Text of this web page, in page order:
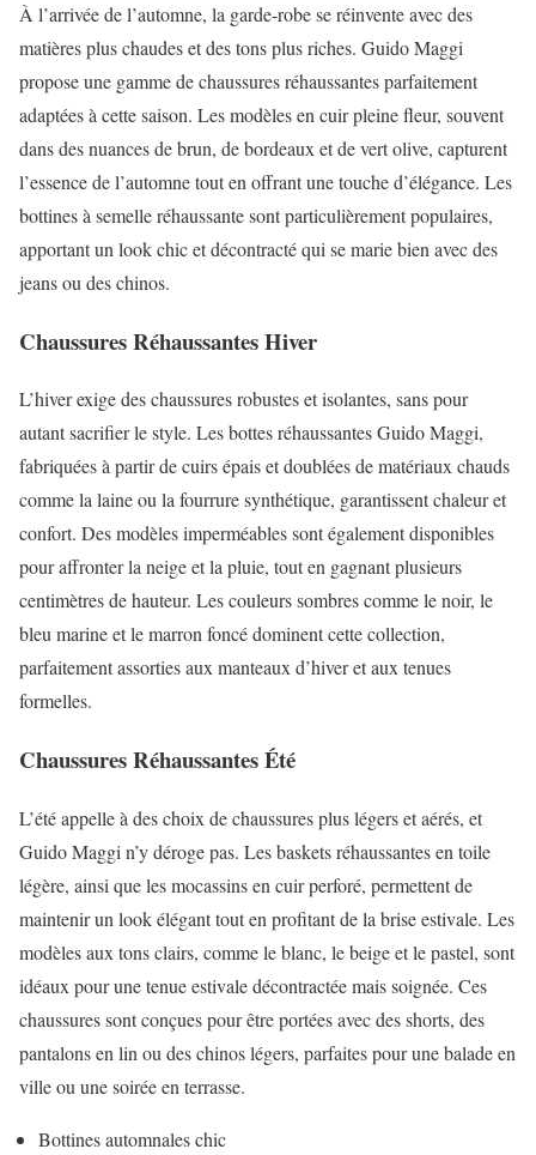
À l’arrivée de l’automne, la garde-robe se réinvente avec des
matières plus chaudes et des tons plus riches. Guido Maggi
propose une gamme de chaussures réhaussantes parfaitement
adaptées à cette saison. Les modèles en cuir pleine fleur, souvent
dans des nuances de brun, de bordeaux et de vert olive, capturent
l’essence de l’automne tout en offrant une touche d’élégance. Les
bottines à semelle réhaussante sont particulièrement populaires,
apportant un look chic et décontracté qui se marie bien avec des
jeans ou des chinos.
Chaussures Réhaussantes Hiver
L’hiver exige des chaussures robustes et isolantes, sans pour
autant sacrifier le style. Les bottes réhaussantes Guido Maggi,
fabriquées à partir de cuirs épais et doublées de matériaux chauds
comme la laine ou la fourrure synthétique, garantissent chaleur et
confort. Des modèles imperméables sont également disponibles
pour affronter la neige et la pluie, tout en gagnant plusieurs
centimètres de hauteur. Les couleurs sombres comme le noir, le
bleu marine et le marron foncé dominent cette collection,
parfaitement assorties aux manteaux d’hiver et aux tenues
formelles.
Chaussures Réhaussantes Été
L’été appelle à des choix de chaussures plus légers et aérés, et
Guido Maggi n’y déroge pas. Les baskets réhaussantes en toile
légère, ainsi que les mocassins en cuir perforé, permettent de
maintenir un look élégant tout en profitant de la brise estivale. Les
modèles aux tons clairs, comme le blanc, le beige et le pastel, sont
idéaux pour une tenue estivale décontractée mais soignée. Ces
chaussures sont conçues pour être portées avec des shorts, des
pantalons en lin ou des chinos légers, parfaites pour une balade en
ville ou une soirée en terrasse.
Bottines automnales chic